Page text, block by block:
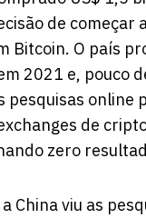
de começar
Bitcoin. O país
2021 e, pouco
pesquisas online
de
zero
China viu as